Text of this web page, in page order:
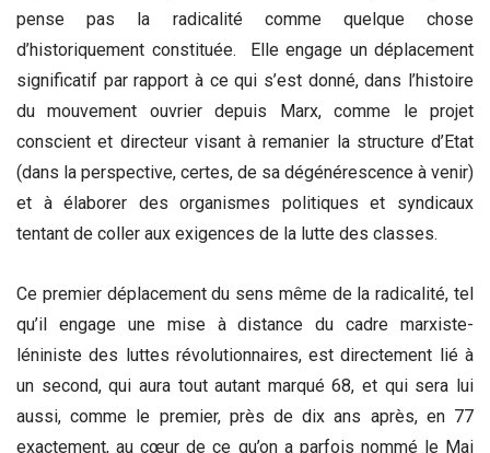
pense pas la radicalité comme quelque chose
d’historiquement constituée. Elle engage un déplacement
significatif par rapport à ce qui s’est donné, dans l’histoire
du mouvement ouvrier depuis Marx, comme le projet
conscient et directeur visant à remanier la structure d’Etat
(dans la perspective, certes, de sa dégénérescence à venir)
et à élaborer des organismes politiques et syndicaux
tentant de coller aux exigences de la lutte des classes.
Ce premier déplacement du sens même de la radicalité, tel
qu’il engage une mise à distance du cadre marxiste-
léniniste des luttes révolutionnaires, est directement lié à
un second, qui aura tout autant marqué 68, et qui sera lui
aussi, comme le premier, près de dix ans après, en 77
exactement, au cœur de ce qu’on a parfois nommé le Mai